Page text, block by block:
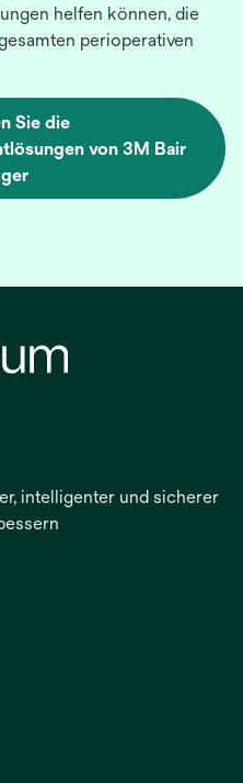
helfen können, die
perioperativen
Sie die
von 3M Bair
intelligenter und sicherer